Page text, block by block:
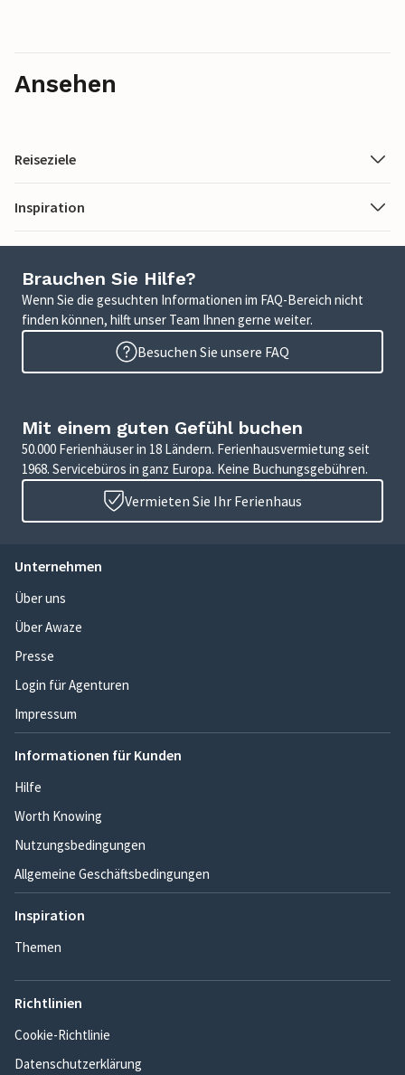
Ansehen
Reiseziele
Inspiration
Brauchen Sie Hilfe?
Wenn Sie die gesuchten Informationen im FAQ-Bereich nicht
finden können, hilft unser Team Ihnen gerne weiter.
Besuchen Sie unsere FAQ
Mit einem guten Gefühl buchen
50.000 Ferienhäuser in 18 Ländern. Ferienhausvermietung seit
1968. Servicebüros in ganz Europa. Keine Buchungsgebühren.
Vermieten Sie Ihr Ferienhaus
Unternehmen
Über uns
Über Awaze
Presse
Login für Agenturen
Impressum
Informationen für Kunden
Hilfe
Worth Knowing
Nutzungsbedingungen
Allgemeine Geschäftsbedingungen
Inspiration
Themen
Richtlinien
Cookie-Richtlinie
Datenschutzerklärung